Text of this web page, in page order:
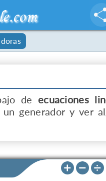
de ecuaciones
generador y ver